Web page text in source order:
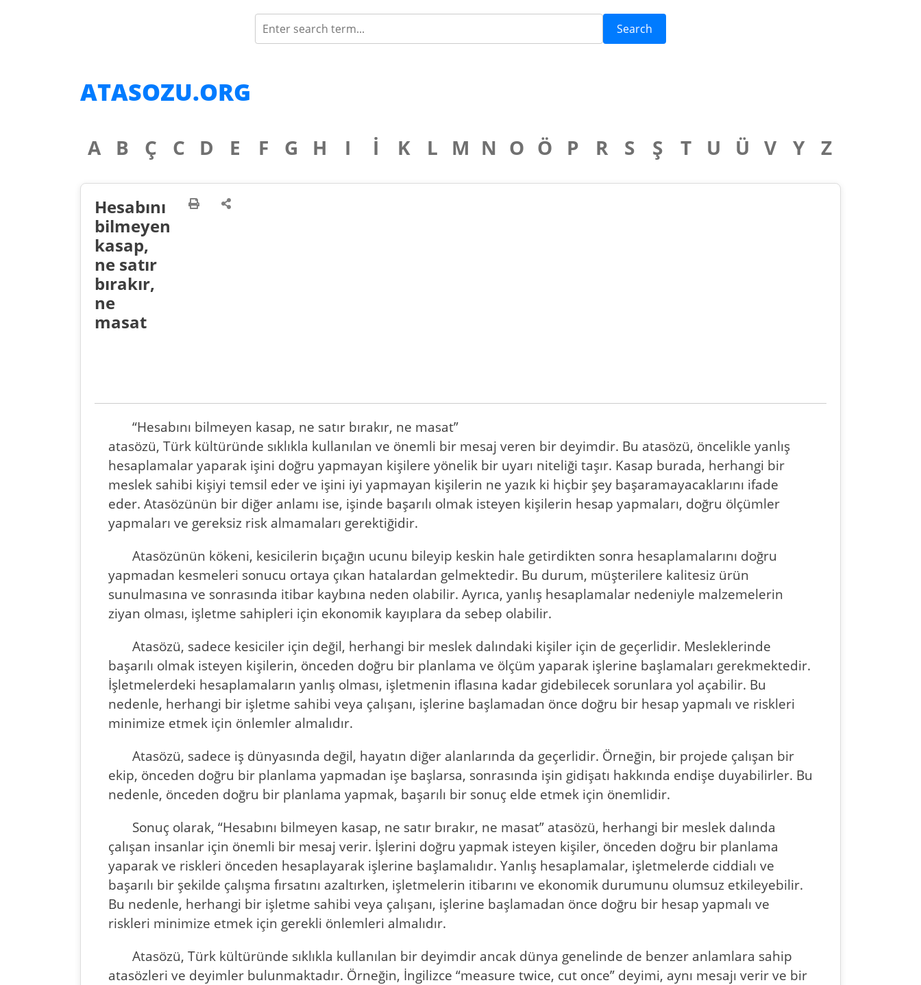
Search
ATASOZU.ORG
A B Ç C D E F G H I İ K L M N O Ö P R S Ş T U Ü V Y Z
Hesabını
bilmeyen
kasap,
ne satır
bırakır,
ne
masat
“Hesabını bilmeyen kasap, ne satır bırakır, ne masat”
atasözü, Türk kültüründe sıklıkla kullanılan ve önemli bir mesaj veren bir deyimdir. Bu atasözü, öncelikle yanlış
hesaplamalar yaparak işini doğru yapmayan kişilere yönelik bir uyarı niteliği taşır. Kasap burada, herhangi bir
meslek sahibi kişiyi temsil eder ve işini iyi yapmayan kişilerin ne yazık ki hiçbir şey başaramayacaklarını ifade
eder. Atasözünün bir diğer anlamı ise, işinde başarılı olmak isteyen kişilerin hesap yapmaları, doğru ölçümler
yapmaları ve gereksiz risk almamaları gerektiğidir.
Atasözünün kökeni, kesicilerin bıçağın ucunu bileyip keskin hale getirdikten sonra hesaplamalarını doğru
yapmadan kesmeleri sonucu ortaya çıkan hatalardan gelmektedir. Bu durum, müşterilere kalitesiz ürün
sunulmasına ve sonrasında itibar kaybına neden olabilir. Ayrıca, yanlış hesaplamalar nedeniyle malzemelerin
ziyan olması, işletme sahipleri için ekonomik kayıplara da sebep olabilir.
Atasözü, sadece kesiciler için değil, herhangi bir meslek dalındaki kişiler için de geçerlidir. Mesleklerinde
başarılı olmak isteyen kişilerin, önceden doğru bir planlama ve ölçüm yaparak işlerine başlamaları gerekmektedir.
İşletmelerdeki hesaplamaların yanlış olması, işletmenin iflasına kadar gidebilecek sorunlara yol açabilir. Bu
nedenle, herhangi bir işletme sahibi veya çalışanı, işlerine başlamadan önce doğru bir hesap yapmalı ve riskleri
minimize etmek için önlemler almalıdır.
Atasözü, sadece iş dünyasında değil, hayatın diğer alanlarında da geçerlidir. Örneğin, bir projede çalışan bir
ekip, önceden doğru bir planlama yapmadan işe başlarsa, sonrasında işin gidişatı hakkında endişe duyabilirler. Bu
nedenle, önceden doğru bir planlama yapmak, başarılı bir sonuç elde etmek için önemlidir.
Sonuç olarak, “Hesabını bilmeyen kasap, ne satır bırakır, ne masat” atasözü, herhangi bir meslek dalında
çalışan insanlar için önemli bir mesaj verir. İşlerini doğru yapmak isteyen kişiler, önceden doğru bir planlama
yaparak ve riskleri önceden hesaplayarak işlerine başlamalıdır. Yanlış hesaplamalar, işletmelerde ciddialı ve
başarılı bir şekilde çalışma fırsatını azaltırken, işletmelerin itibarını ve ekonomik durumunu olumsuz etkileyebilir.
Bu nedenle, herhangi bir işletme sahibi veya çalışanı, işlerine başlamadan önce doğru bir hesap yapmalı ve
riskleri minimize etmek için gerekli önlemleri almalıdır.
Atasözü, Türk kültüründe sıklıkla kullanılan bir deyimdir ancak dünya genelinde de benzer anlamlara sahip
atasözleri ve deyimler bulunmaktadır. Örneğin, İngilizce “measure twice, cut once” deyimi, aynı mesajı verir ve bir